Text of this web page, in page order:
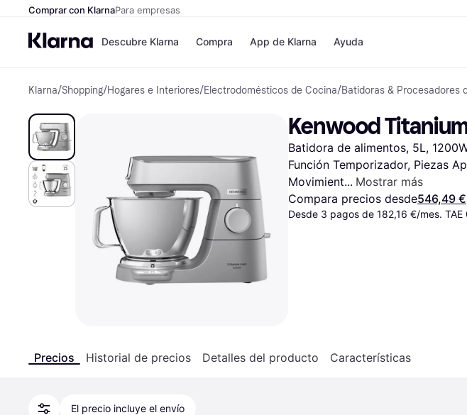
Comprar con KlarnaPara empresas
Descubre Klarna
Formas de pago
Paga ahora
Paga en 3 plazos
Paga en 30 días
Financiación
Klarna en Apple Pay
Compras y recompensas
Directorio de tiendas
Suscripciones
Invita a un amigo
Compra
Tiendas
Zalando Prive
JD Sports
Directorio de tiendas
Compra y compara
Belleza
Ropa
Juguetes
Hogares e Interiores
Audio y Video
Informática
Hazlo tú mismo
App de Klarna Ayuda
Klarna/Shopping/Hogares e Interiores/Electrodomésticos de Cocina/Batidoras & Procesadores
Kenwood
Batidora de alimentos, 5L,
Función Temporizador, Piezas
Movimient
Mostrar más
Compara precios desde546,49 €
Desde 3 pagos de 182,16 €/mes. TAE
Precios Historial de precios Detalles del producto Características
El precio incluye el envío